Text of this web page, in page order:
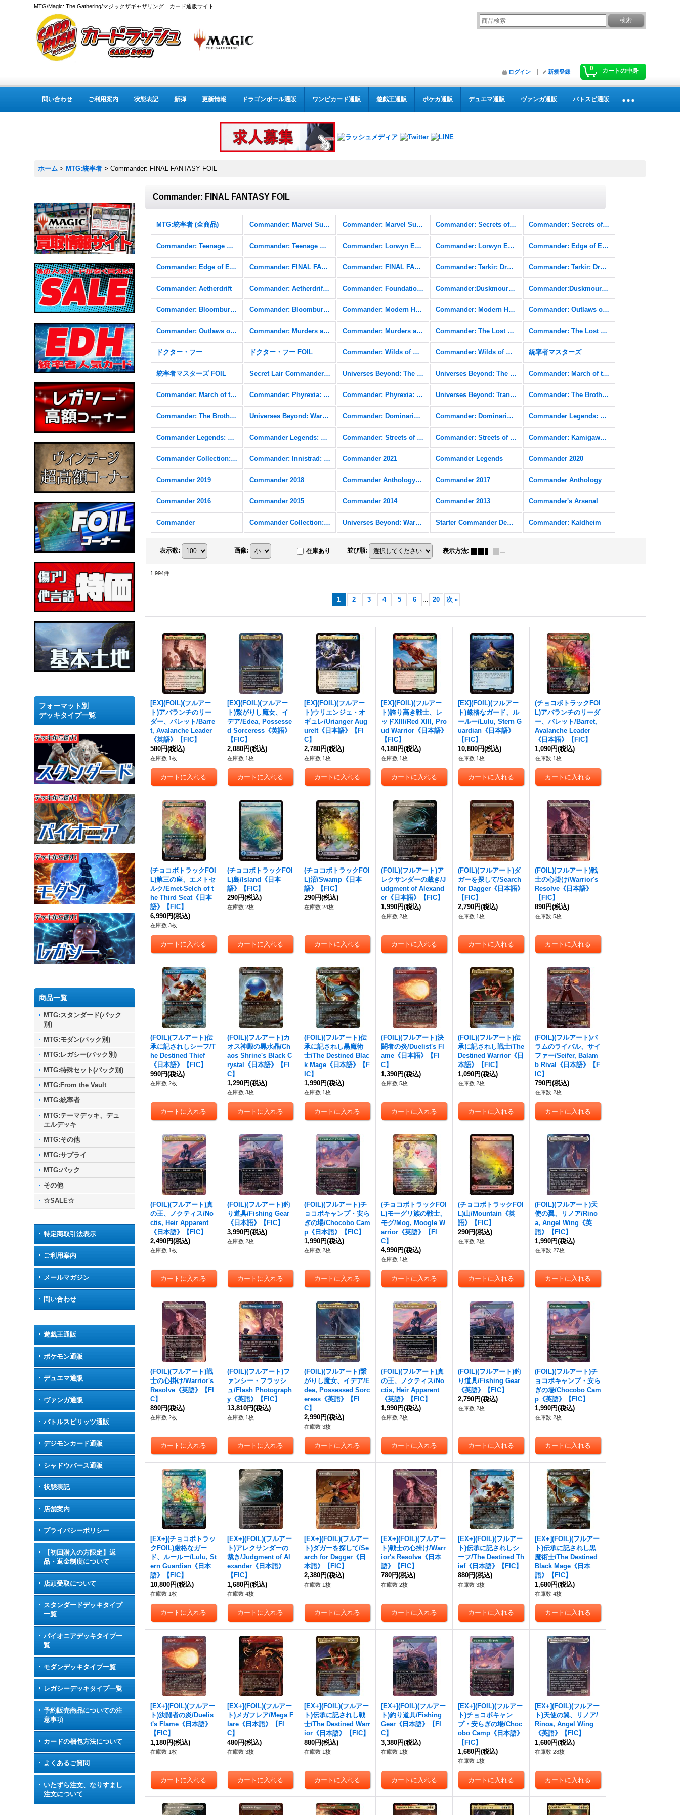
MTG/Magic: The Gathering/マジックザギャザリング カード通販サイト
0 カートの中身
ログイン 新規登録
問い合わせ ご利用案内 状態表記 新弾 更新情報 ドラゴンボール通販 ワンピカード通販 遊戯王通販 ポケカ通販 デュエマ通販 ヴァンガ通販 バトスピ通販
ホーム > MTG:統率者 > Commander: FINAL FANTASY FOIL
フォーマット別
デッキタイプ一覧
商品一覧
MTG:スタンダード(パック
別)
MTG:モダン(パック別)
MTG:レガシー(パック別)
MTG:特殊セット(パック別)
MTG:From the Vault
MTG:統率者
MTG:テーマデッキ、デュ
エルデッキ
MTG:その他
MTG:サプライ
MTG:パック
その他
☆SALE☆
特定商取引法表示
ご利用案内
メールマガジン
問い合わせ
遊戯王通販
ポケモン通販
デュエマ通販
ヴァンガ通販
バトルスピリッツ通販
デジモンカード通販
シャドウバース通販
状態表記
店舗案内
プライバシーポリシー
【初回購入の方限定】返
品・返金制度について
店頭受取について
スタンダードデッキタイプ
一覧
パイオニアデッキタイプ一
覧
モダンデッキタイプ一覧
レガシーデッキタイプ一覧
予約販売商品についての注
意事項
カードの梱包方法について
よくあるご質問
いたずら注文、なりすまし
注文について
Commander: FINAL FANTASY FOIL
MTG:統率者 (全商品) Commander: Marvel Super Heroes Commander: Marvel Super Heroes FOIL Commander: Secrets of Strixhaven Commander: Secrets of Strixhaven FOIL
Commander: Teenage Mutant Ninja Turtles Commander: Teenage Mutant Ninja Turtles FOIL Commander: Lorwyn Eclipsed Commander: Lorwyn Eclipsed FOIL Commander: Edge of Eternities
Commander: Edge of Eternities FOIL Commander: FINAL FANTASY Commander: FINAL FANTASY FOIL Commander: Tarkir: Dragonstorm Commander: Tarkir: Dragonstorm FOIL
Commander: Aetherdrift Commander: Aetherdrift FOIL Commander: Foundations Commander:Duskmourn: House of Horror Commander:Duskmourn: House of Horror FOIL
Commander: Bloomburrow Commander: Bloomburrow FOIL Commander: Modern Horizons 3 Commander: Modern Horizons 3 FOIL Commander: Outlaws of Thunder Junction
Commander: Outlaws of Thunder Junction FOIL Commander: Murders at Karlov Manor Commander: Murders at Karlov Manor FOIL Commander: The Lost Caverns of Ixalan Commander: The Lost Caverns of Ixalan FOIL
ドクター・フー ドクター・フー FOIL Commander: Wilds of Eldraine Commander: Wilds of Eldraine FOIL 統率者マスターズ
統率者マスターズ FOIL Secret Lair Commander: From Cute to Brute Universes Beyond: The Lord of the Rings: Tales of Middle-earth Universes Beyond: The Lord of the Rings: Tales of Middle-earth FOIL Commander: March of the Machine
Commander: March of the Machine FOIL Commander: Phyrexia: All Will Be One Commander: Phyrexia: All Will Be One FOIL Universes Beyond: Transformers Commander: The Brothers' War
Commander: The Brothers' War FOIL Universes Beyond: Warhammer 40,000 (40K) Commander: Dominaria United Commander: Dominaria United FOIL Commander Legends: Battle for Baldur's Gate
Commander Legends: Battle for Baldur's Gate FOIL Commander Legends: Battle for Baldur's Gate Commander Commander: Streets of New Capenna Commander: Streets of New Capenna FOIL Commander: Kamigawa: Neon Dynasty
Commander Collection: Black Commander: Innistrad: Crimson Vow Commander 2021 Commander Legends Commander 2020
Commander 2019 Commander 2018 Commander Anthology Volume II Commander 2017 Commander Anthology
Commander 2016 Commander 2015 Commander 2014 Commander 2013 Commander's Arsenal
Commander Commander Collection: Green Universes Beyond: Warhammer 40,000 (40K) FOIL Starter Commander Decks Commander: Kaldheim
表示数: 画像: 在庫あり 並び順: 表示方法:
1,994件
1 2 3 4 5 6 ... 20 次 »
[EX](FOIL)(フルアー
ト)アバランチのリー
ダー、バレット/Barre
t, Avalanche Leader
《英語》【FIC】
580円(税込)
在庫数 1枚
[EX](FOIL)(フルアー
ト)繋がりし魔女、イ
デア/Edea, Possesse
d Sorceress《英語》
【FIC】
2,080円(税込)
在庫数 1枚
[EX](FOIL)(フルアー
ト)ウリエンジェ・オ
ギュレ/Urianger Aug
urelt《日本語》【FI
C】
2,780円(税込)
在庫数 1枚
[EX](FOIL)(フルアー
ト)誇り高き戦士、レ
ッドXIII/Red XIII, Pro
ud Warrior《日本語》
【FIC】
4,180円(税込)
在庫数 1枚
[EX](FOIL)(フルアー
ト)厳格なガード、ル
ールー/Lulu, Stern G
uardian《日本語》
【FIC】
10,800円(税込)
在庫数 1枚
(チョコボトラックFOI
L)アバランチのリーダ
ー、バレット/Barret,
Avalanche Leader
《日本語》【FIC】
1,090円(税込)
在庫数 1枚
(チョコボトラックFOI
L)第三の座、エメトセ
ルク/Emet-Selch of t
he Third Seat《日本
語》【FIC】
6,990円(税込)
在庫数 3枚
(チョコボトラックFOI
L)島/Island《日本
語》【FIC】
290円(税込)
在庫数 2枚
(チョコボトラックFOI
L)沼/Swamp《日本
語》【FIC】
290円(税込)
在庫数 24枚
(FOIL)(フルアート)ア
レクサンダーの裁き/J
udgment of Alexand
er《日本語》【FIC】
1,990円(税込)
在庫数 2枚
(FOIL)(フルアート)ダ
ガーを探して/Search
for Dagger《日本語》
【FIC】
2,790円(税込)
在庫数 1枚
(FOIL)(フルアート)戦
士の心掛け/Warrior's
Resolve《日本語》
【FIC】
890円(税込)
在庫数 5枚
(FOIL)(フルアート)伝
承に記されしシーフ/T
he Destined Thief
《日本語》【FIC】
990円(税込)
在庫数 2枚
(FOIL)(フルアート)カ
オス神殿の黒水晶/Ch
aos Shrine's Black C
rystal《日本語》【FI
C】
1,290円(税込)
在庫数 3枚
(FOIL)(フルアート)伝
承に記されし黒魔術
士/The Destined Blac
k Mage《日本語》【F
IC】
1,990円(税込)
在庫数 1枚
(FOIL)(フルアート)決
闘者の炎/Duelist's Fl
ame《日本語》【FI
C】
1,390円(税込)
在庫数 5枚
(FOIL)(フルアート)伝
承に記されし戦士/The
Destined Warrior《日
本語》【FIC】
1,090円(税込)
在庫数 2枚
(FOIL)(フルアート)バ
ラムのライバル、サイ
ファー/Seifer, Balam
b Rival《日本語》【F
IC】
790円(税込)
在庫数 2枚
(FOIL)(フルアート)真
の王、ノクティス/No
ctis, Heir Apparent
《日本語》【FIC】
2,490円(税込)
在庫数 1枚
(FOIL)(フルアート)釣
り道具/Fishing Gear
《日本語》【FIC】
3,990円(税込)
在庫数 2枚
(FOIL)(フルアート)チ
ョコボキャンプ・安ら
ぎの場/Chocobo Cam
p《日本語》【FIC】
1,990円(税込)
在庫数 2枚
(チョコボトラックFOI
L)モーグリ族の戦士、
モグ/Mog, Moogle W
arrior《英語》【FI
C】
4,990円(税込)
在庫数 1枚
(チョコボトラックFOI
L)山/Mountain《英
語》【FIC】
290円(税込)
在庫数 2枚
(FOIL)(フルアート)天
使の翼、リノア/Rino
a, Angel Wing《英
語》【FIC】
1,990円(税込)
在庫数 27枚
(FOIL)(フルアート)戦
士の心掛け/Warrior's
Resolve《英語》【FI
C】
890円(税込)
在庫数 2枚
(FOIL)(フルアート)フ
ァンシー・フラッシ
ュ/Flash Photograph
y《英語》【FIC】
13,810円(税込)
在庫数 1枚
(FOIL)(フルアート)繋
がりし魔女、イデア/E
dea, Possessed Sorc
eress《英語》【FI
C】
2,990円(税込)
在庫数 3枚
(FOIL)(フルアート)真
の王、ノクティス/No
ctis, Heir Apparent
《英語》【FIC】
1,990円(税込)
在庫数 2枚
(FOIL)(フルアート)釣
り道具/Fishing Gear
《英語》【FIC】
2,790円(税込)
在庫数 2枚
(FOIL)(フルアート)チ
ョコボキャンプ・安ら
ぎの場/Chocobo Cam
p《英語》【FIC】
1,990円(税込)
在庫数 2枚
[EX+](チョコボトラッ
クFOIL)厳格なガー
ド、ルールー/Lulu, St
ern Guardian《日本
語》【FIC】
10,800円(税込)
在庫数 1枚
[EX+](FOIL)(フルアー
ト)アレクサンダーの
裁き/Judgment of Al
exander《日本語》
【FIC】
1,680円(税込)
在庫数 4枚
[EX+](FOIL)(フルアー
ト)ダガーを探して/Se
arch for Dagger《日
本語》【FIC】
2,380円(税込)
在庫数 1枚
[EX+](FOIL)(フルアー
ト)戦士の心掛け/Warr
ior's Resolve《日本
語》【FIC】
780円(税込)
在庫数 2枚
[EX+](FOIL)(フルアー
ト)伝承に記されしシ
ーフ/The Destined Th
ief《日本語》【FIC】
880円(税込)
在庫数 3枚
[EX+](FOIL)(フルアー
ト)伝承に記されし黒
魔術士/The Destined
Black Mage《日本
語》【FIC】
1,680円(税込)
在庫数 4枚
[EX+](FOIL)(フルアー
ト)決闘者の炎/Duelis
t's Flame《日本語》
【FIC】
1,180円(税込)
在庫数 1枚
[EX+](FOIL)(フルアー
ト)メガフレア/Mega F
lare《日本語》【FI
C】
480円(税込)
在庫数 3枚
[EX+](FOIL)(フルアー
ト)伝承に記されし戦
士/The Destined Warr
ior《日本語》【FIC】
880円(税込)
在庫数 1枚
[EX+](FOIL)(フルアー
ト)釣り道具/Fishing
Gear《日本語》【FI
C】
3,380円(税込)
在庫数 1枚
[EX+](FOIL)(フルアー
ト)チョコボキャン
プ・安らぎの場/Choc
obo Camp《日本語》
【FIC】
1,680円(税込)
在庫数 1枚
[EX+](FOIL)(フルアー
ト)天使の翼、リノア/
Rinoa, Angel Wing
《英語》【FIC】
1,680円(税込)
在庫数 28枚